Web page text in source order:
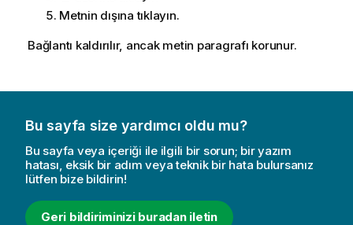
Metnin dışına tıklayın.
Bağlantı kaldırılır, ancak metin paragrafı korunur.
Bu sayfa size yardımcı oldu mu?
Bu sayfa veya içeriği ile ilgili bir sorun; bir yazım
hatası, eksik bir adım veya teknik bir hata bulursanız
lütfen bize bildirin!
Geri bildiriminizi buradan iletin